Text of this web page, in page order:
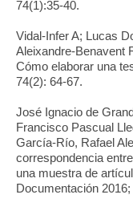
74(1):35-40.
Vidal-Infer A; Lucas
Aleixandre-Benavent
Cómo elaborar una
74(2): 64-67.
José Ignacio de
Francisco Pascual
García-Río, Rafael
correspondencia
una muestra de
Documentación